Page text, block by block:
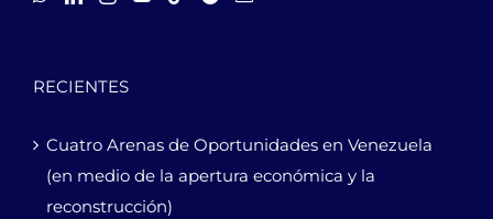
RECIENTES
Cuatro Arenas de Oportunidades en Venezuela
(en medio de la apertura económica y la
reconstrucción)